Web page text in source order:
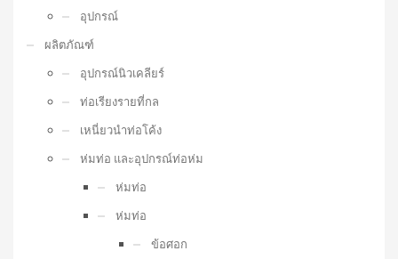
อุปกรณ์
ผลิตภัณฑ์
อุปกรณ์นิวเคลียร์
ท่อเรียงรายที่กล
เหนี่ยวนำท่อโค้ง
ห่มท่อ และอุปกรณ์ท่อห่ม
ห่มท่อ
ห่มท่อ
ข้อศอก